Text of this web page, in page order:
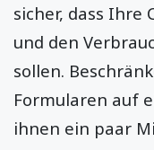
sicher, dass Ihre
und den
sollen.
Formularen auf
ihnen ein paar